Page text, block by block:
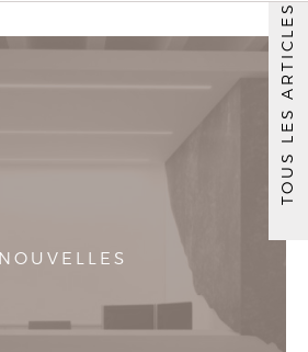
NOUVELLES
TOUS LES ARTICLES